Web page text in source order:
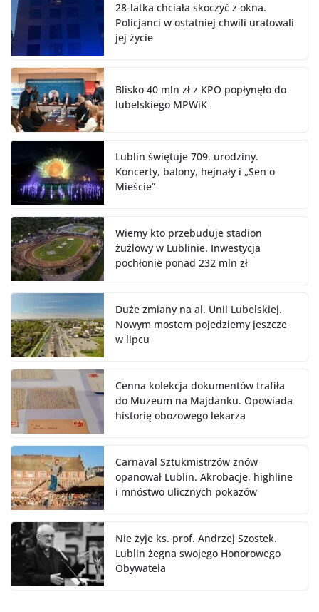
28-latka chciała skoczyć z okna.
Policjanci w ostatniej chwili uratowali
jej życie
Blisko 40 mln zł z KPO popłynęło do
lubelskiego MPWiK
Lublin świętuje 709. urodziny.
Koncerty, balony, hejnały i „Sen o
Mieście”
Wiemy kto przebuduje stadion
żużlowy w Lublinie. Inwestycja
pochłonie ponad 232 mln zł
Duże zmiany na al. Unii Lubelskiej.
Nowym mostem pojedziemy jeszcze
w lipcu
Cenna kolekcja dokumentów trafiła
do Muzeum na Majdanku. Opowiada
historię obozowego lekarza
Carnaval Sztukmistrzów znów
opanował Lublin. Akrobacje, highline
i mnóstwo ulicznych pokazów
Nie żyje ks. prof. Andrzej Szostek.
Lublin żegna swojego Honorowego
Obywatela